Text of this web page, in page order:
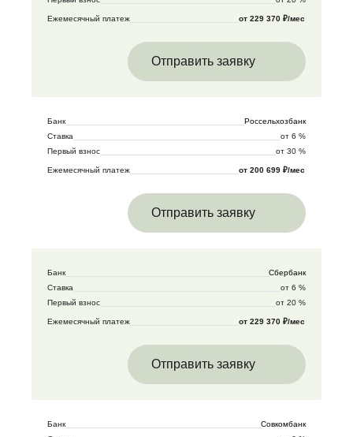
Ежемесячный платеж от 229 370 ₽/мес
Отправить заявку
Банк
Россельхозбанк
Ставка
от 6 %
Первый взнос
от 30 %
Ежемесячный платеж от 200 699 ₽/мес
Отправить заявку
Банк
Сбербанк
Ставка
от 6 %
Первый взнос
от 20 %
Ежемесячный платеж от 229 370 ₽/мес
Отправить заявку
Банк
Совкомбанк